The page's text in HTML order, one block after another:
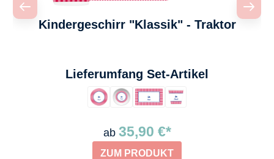
Kindergeschirr "Klassik" - Traktor
Lieferumfang Set-Artikel
ab 35,90 €*
ZUM PRODUKT